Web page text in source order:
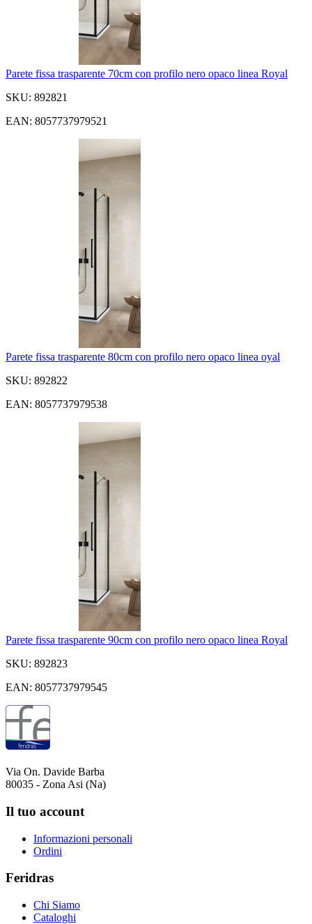
Parete fissa trasparente 70cm con profilo nero opaco linea Royal
SKU: 892821
EAN: 8057737979521
Parete fissa trasparente 80cm con profilo nero opaco linea oyal
SKU: 892822
EAN: 8057737979538
Parete fissa trasparente 90cm con profilo nero opaco linea Royal
SKU: 892823
EAN: 8057737979545
Via On. Davide Barba
80035 - Zona Asi (Na)
Il tuo account
Informazioni personali
Ordini
Feridras
Chi Siamo
Cataloghi